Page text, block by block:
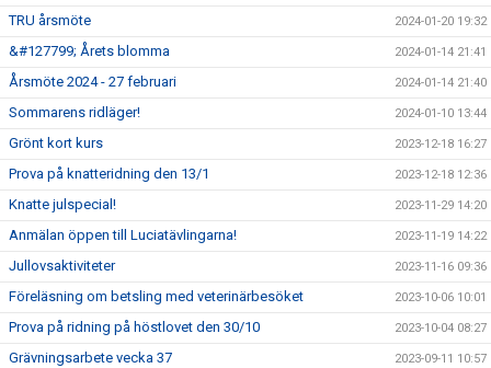
TRU årsmöte 2024-01-20 19:32
&#127799; Årets blomma 2024-01-14 21:41
Årsmöte 2024 - 27 februari 2024-01-14 21:40
Sommarens ridläger! 2024-01-10 13:44
Grönt kort kurs 2023-12-18 16:27
Prova på knatteridning den 13/1 2023-12-18 12:36
Knatte julspecial! 2023-11-29 14:20
Anmälan öppen till Luciatävlingarna! 2023-11-19 14:22
Jullovsaktiviteter 2023-11-16 09:36
Föreläsning om betsling med veterinärbesöket 2023-10-06 10:01
Prova på ridning på höstlovet den 30/10 2023-10-04 08:27
Grävningsarbete vecka 37 2023-09-11 10:57